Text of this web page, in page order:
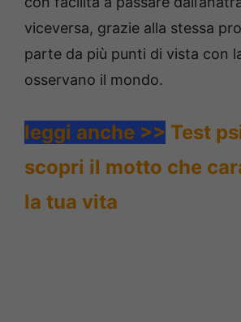
viceversa, grazie alla stessa
parte da più punti di vista con
osservano il mondo.
leggi anche >> Test
scopri il motto che
la tua vita